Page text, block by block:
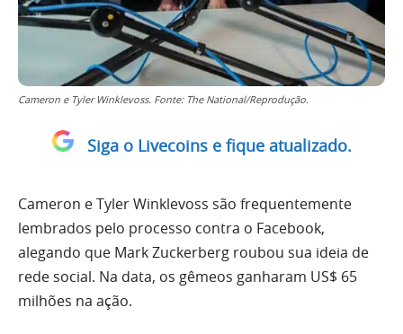
Cameron e Tyler Winklevoss. Fonte: The National/Reprodução.
Siga o Livecoins e fique atualizado.
Cameron e Tyler Winklevoss são frequentemente
lembrados pelo processo contra o Facebook,
alegando que Mark Zuckerberg roubou sua ideia de
rede social. Na data, os gêmeos ganharam US$ 65
milhões na ação.